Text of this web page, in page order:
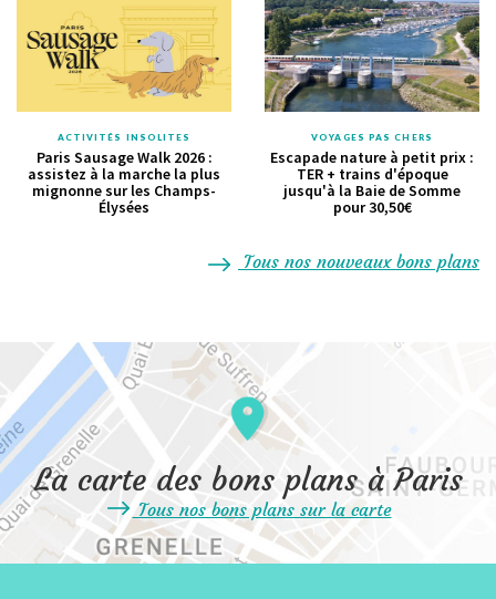
ACTIVITÉS INSOLITES
Paris Sausage Walk 2026 :
assistez à la marche la plus
mignonne sur les Champs-
Élysées
VOYAGES PAS CHERS
Escapade nature à petit prix :
TER + trains d'époque
jusqu'à la Baie de Somme
pour 30,50€
Tous nos nouveaux bons plans
La carte des bons plans à Paris
Tous nos bons plans sur la carte